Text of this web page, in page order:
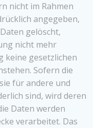
nicht im Rahmen
angegeben,
gelöscht,
nicht mehr
keine gesetzlichen
Sofern die
für andere und
sind, wird deren
Daten werden
verarbeitet. Das